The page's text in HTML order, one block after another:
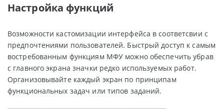
Настройка функций
Возможности кастомизации интерфейса в соответсвии с
предпочтениями пользователей. Быстрый доступ к самым
востребованным функциям МФУ можно обеспечить убрав
с главного экрана значки редко используемых работ.
Организовывайте каждый экран по принципам
функциональных задач или типов заданий.